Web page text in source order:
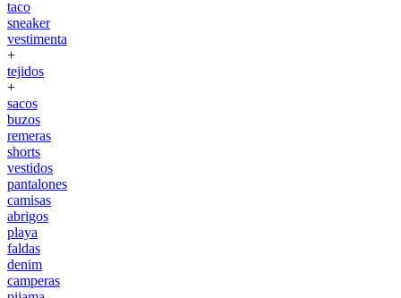
taco
sneaker
vestimenta
+
tejidos
+
sacos
buzos
remeras
shorts
vestidos
pantalones
camisas
abrigos
playa
faldas
denim
camperas